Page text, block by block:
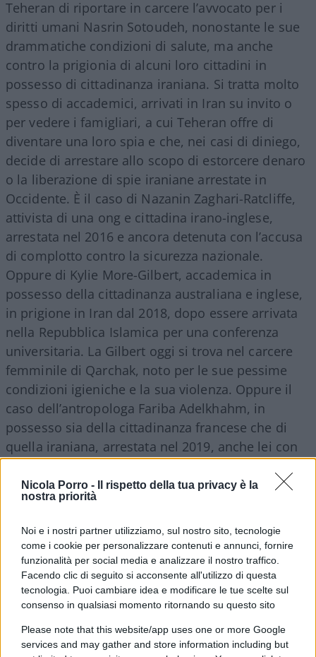
Nicola Porro -
Il rispetto della tua privacy è la
nostra priorità
Noi e i nostri partner utilizziamo, sul nostro sito, tecnologie
come i cookie per personalizzare contenuti e annunci, fornire
funzionalità per social media e analizzare il nostro traffico.
Facendo clic di seguito si acconsente all'utilizzo di questa
tecnologia. Puoi cambiare idea e modificare le tue scelte sul
consenso in qualsiasi momento ritornando su questo sito
Please note that this website/app uses one or more Google
services and may gather and store information including but
Teheran di riportare in carcere l’avvocato per i
diritti umani Nasrin Sotoudeh, nonostante le sue
drammatiche condizioni di salute, ma anche
contro la prigionia di alcuni loro cittadini in
possesso di cittadinanza iraniana. Si tratta molto
spesso di accademici, arrivati in Iran su invito o
per vedere i famigliari, a cui Teheran offre di
diventare una loro spia e che, nei casi di diniego,
decide di arrestare allo scopo di estorcere denaro
o la liberazione di spie iraniane arrestate in
Occidente. È il caso di Nazanin Zaghari-Ratcliffe,
attivista di una ong e cittadina irano-inglese,
arrestata nel 2016 e ancora detenuta con l’accusa
di complotto contro la sicurezza nazionale.
Oppure di Kylie More-Gilbert, accademica in
possesso della cittadinanza australiana e inglese,
in prigione in Iran dal 2018, dopo essere arrivata
nella Repubblica Islamica per una conferenza
universitaria. La Gilbert oggi si trova nel carcere
femminile di Qarchak, noto per le sue pessime
condizioni igieniche e la sua violenza. Oppure il
caso dell’antropologa Fariba Adelkhahm, in
possesso sia della cittadinanza francese che di
quella iraniana, arrestata nel 2019, anche lei con
Il Parlamento iraniano, per parte sua,
alla convocazione degli ambasciatori iraniani
condannando l’interferenza dei Paesi europei
negli affari interni della Repubblica Islamica ed
esprimendo il sostegno agli abusi della
magistratura iraniana. Una condanna alla
arrivata anche da Ebrahim Raisi, capo della